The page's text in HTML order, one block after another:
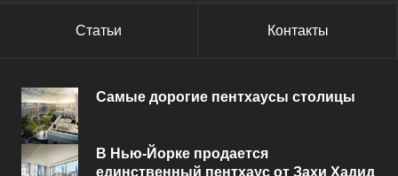
Статьи Контакты
Самые дорогие пентхаусы столицы
В Нью-Йорке продается
единственный пентхаус от Захи Хадид